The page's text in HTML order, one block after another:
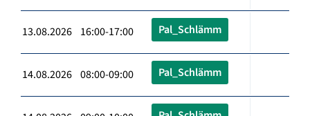
13.08.2026 16:00-17:00 Pal_Schlämm
14.08.2026 08:00-09:00 Pal_Schlämm